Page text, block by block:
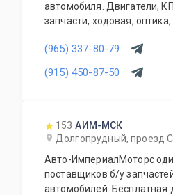
автомобиля. Двигатели,
запчасти, ходовая,
(965) 337-80-79
(915) 450-87-50
153 АИМ-МСК
Долгопрудный, проезд
Авто-ИмпериалМоторс
поставщиков б/у
автомобилей. Бесплатная